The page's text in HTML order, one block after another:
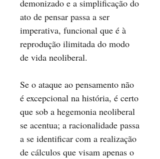
demonizado e a simplificação do
ato de pensar passa a ser
imperativa, funcional que é à
reprodução ilimitada do modo
de vida neoliberal.
Se o ataque ao pensamento não
é excepcional na história, é certo
que sob a hegemonia neoliberal
se acentua; a racionalidade passa
a se identificar com a realização
de cálculos que visam apenas o